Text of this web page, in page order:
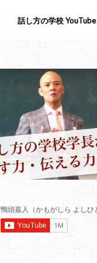
話し方の学校 YouTube